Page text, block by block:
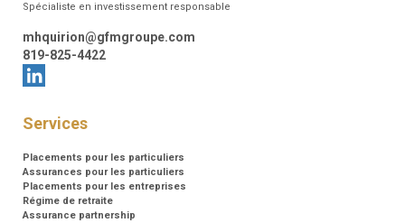
Spécialiste en investissement responsable
mhquirion@gfmgroupe.com
819-825-4422
Services
Placements pour les particuliers
Assurances pour les particuliers
Placements pour les entreprises
Régime de retraite
Assurance partnership